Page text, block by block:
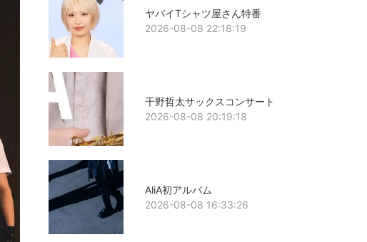
ヤバイTシャツ屋さん特番
2026-08-08 22:18:19
千野哲太サックスコンサート
2026-08-08 20:19:18
AliA初アルバム
2026-08-08 16:33:26